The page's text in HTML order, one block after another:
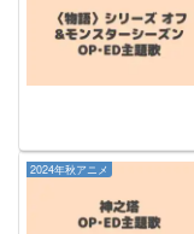
2024年秋アニメ